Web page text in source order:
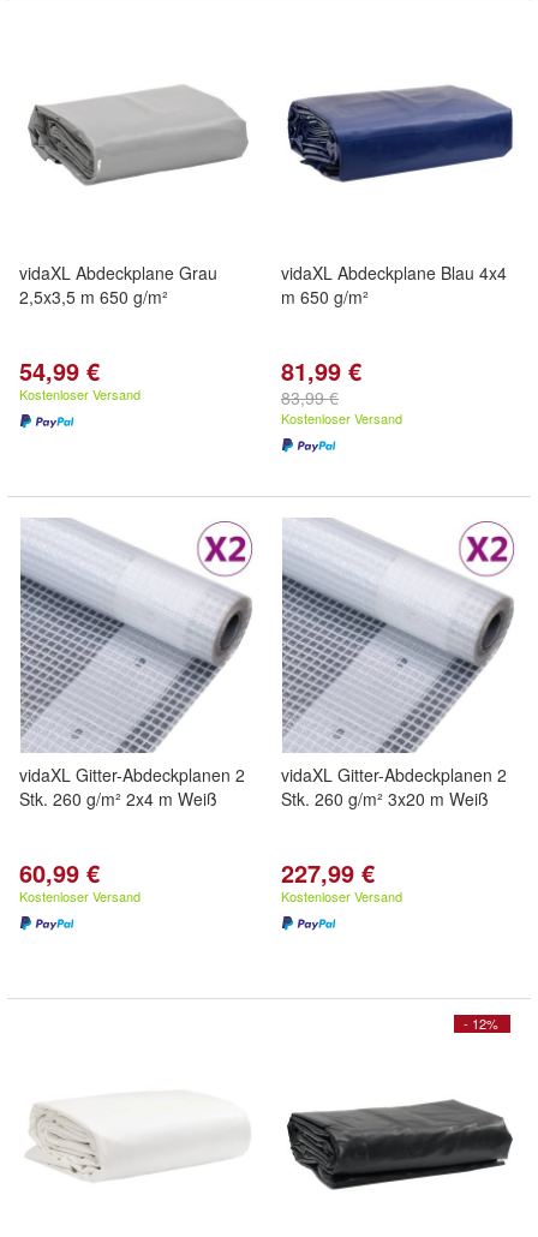
vidaXL Abdeckplane Grau
2,5x3,5 m 650 g/m²
54,99 €
Kostenloser Versand
vidaXL Abdeckplane Blau 4x4
m 650 g/m²
81,99 €
83,99 €
Kostenloser Versand
vidaXL Gitter-Abdeckplanen 2
Stk. 260 g/m² 2x4 m Weiß
60,99 €
Kostenloser Versand
vidaXL Gitter-Abdeckplanen 2
Stk. 260 g/m² 3x20 m Weiß
227,99 €
Kostenloser Versand
- 12%